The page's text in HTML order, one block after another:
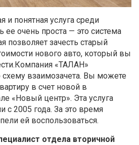
и понятная услуга среди
ее очень проста — это система
позволяет зачесть старый
нового авто, который вы
«ТАЛАН»
взаимозачета. Вы можете
в счет новой в
«Новый центр». Эта услуга
с 2005 года. За это время
ей воспользоваться.
отдела вторичной